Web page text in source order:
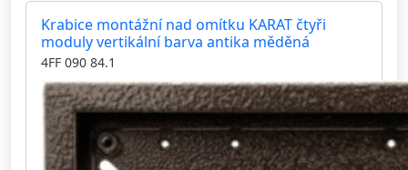
Krabice montážní nad omítku KARAT čtyři
moduly vertikální barva antika měděná
4FF 090 84.1